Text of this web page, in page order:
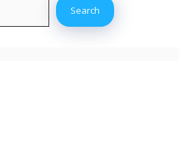
Search